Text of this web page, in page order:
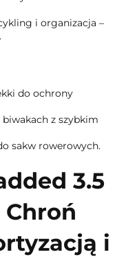
i organizacja –
do ochrony
biwakach z szybkim
sakw rowerowych.
3.5
i